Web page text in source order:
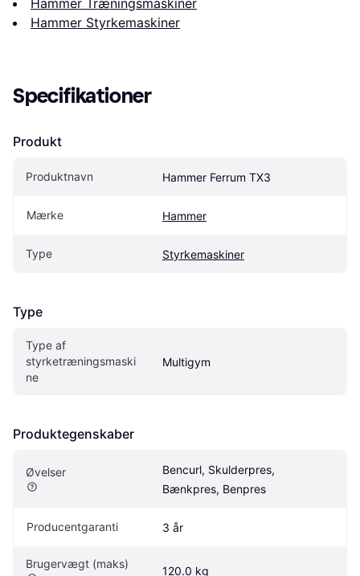
Hammer Træningsmaskiner
Hammer Styrkemaskiner
Specifikationer
Produkt
Produktnavn Hammer Ferrum TX3
Mærke Hammer
Type Styrkemaskiner
Type
Type af
styrketræningsmaski
ne
Multigym
Produktegenskaber
Øvelser
Bencurl, Skulderpres,
Bænkpres, Benpres
Producentgaranti 3 år
Brugervægt (maks)
120.0 kg